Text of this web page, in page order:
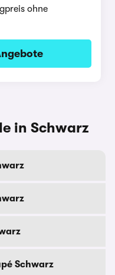
ohne
in Schwarz
Schwarz